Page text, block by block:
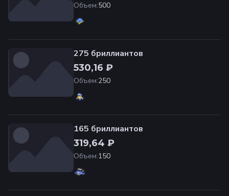
Объем:500
275 бриллиантов
530,16 ₽
Объем:250
165 бриллиантов
319,64 ₽
Объем:150